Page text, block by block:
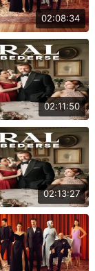
02:08:34
02:11:50
02:13:27